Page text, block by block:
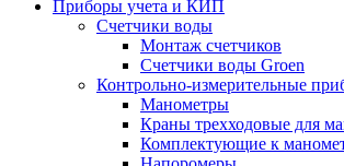
Приборы учета и КИП
Счетчики воды
Монтаж счетчиков
Счетчики воды Groen
Контрольно-измерительные
Манометры
Краны трехходовые для
Комплектующие к